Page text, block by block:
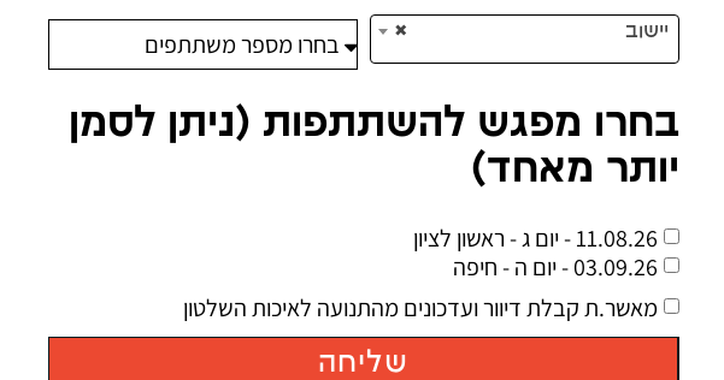
× יישוב
בחרו מפגש להשתתפות (ניתן לסמן
יותר מאחד)
11.08.26 - יום ג - ראשון לציון
03.09.26 - יום ה - חיפה
מאשר.ת קבלת דיוור ועדכונים מהתנועה לאיכות השלטון
שליחה